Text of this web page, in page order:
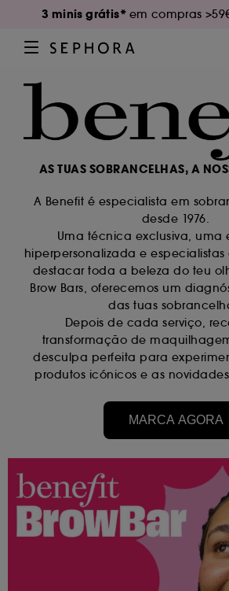
3 minis grátis* em compras
AS TUAS SOBRANCELHAS, A
A Benefit é especialista em
desde 1976.
Uma técnica exclusiva, uma
hiperpersonalizada e
destacar toda a beleza do teu
Brow Bars, oferecemos um
das tuas
Depois de cada serviço,
transformação de
desculpa perfeita para
produtos icónicos e as
MARCA AGORA